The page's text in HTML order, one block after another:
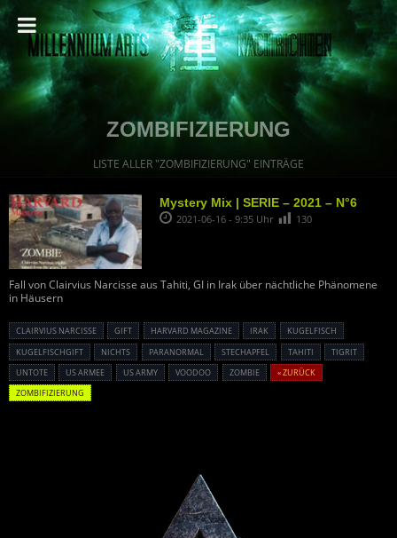
ZOMBIFIZIERUNG
LISTE ALLER "ZOMBIFIZIERUNG" EINTRÄGE
Mystery Mix | SERIE – 2021 – N°6
2021-06-16 - 9:35 Uhr 130
Fall von Clairvius Narcisse aus Tahiti, GI in Irak über nächtliche Phänomene
in Häusern
CLAIRVIUS NARCISSE GIFT HARVARD MAGAZINE IRAK
KUGELFISCH
KUGELFISCHGIFT
NICHTS PARANORMAL STECHAPFEL TAHITI
TIGRIT
UNTOTE
US ARMEE US ARMY VOODOO ZOMBIE
« ZURÜCK
ZOMBIFIZIERUNG